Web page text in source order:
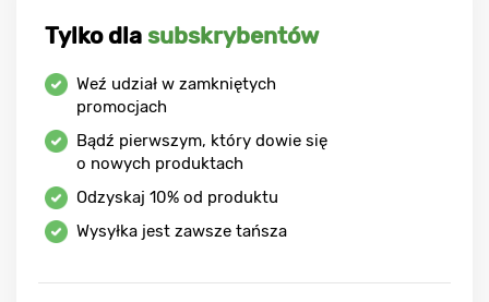
Tylko dla subskrybentów
Weź udział w zamkniętych
promocjach
Bądź pierwszym, który dowie się
o nowych produktach
Odzyskaj 10% od produktu
Wysyłka jest zawsze tańsza